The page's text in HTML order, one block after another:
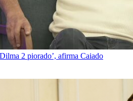
2 piorado’, afirma Caiado